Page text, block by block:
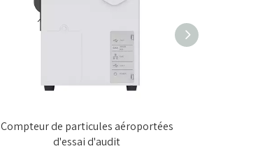
Compteur de particules aéroportées
d'essai d'audit